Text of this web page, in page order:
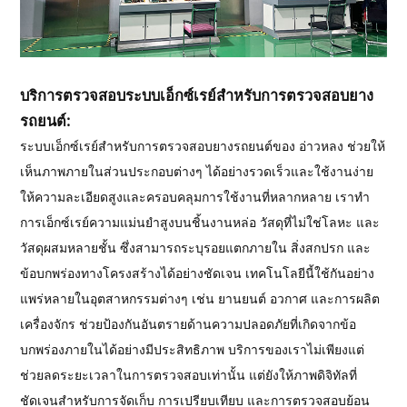
บริการตรวจสอบระบบเอ็กซ์เรย์สำหรับการตรวจสอบยาง
รถยนต์:
ระบบเอ็กซ์เรย์สำหรับการตรวจสอบยางรถยนต์ของ อ่าวหลง ช่วยให้
เห็นภาพภายในส่วนประกอบต่างๆ ได้อย่างรวดเร็วและใช้งานง่าย
ให้ความละเอียดสูงและครอบคลุมการใช้งานที่หลากหลาย เราทำ
การเอ็กซ์เรย์ความแม่นยำสูงบนชิ้นงานหล่อ วัสดุที่ไม่ใช่โลหะ และ
วัสดุผสมหลายชั้น ซึ่งสามารถระบุรอยแตกภายใน สิ่งสกปรก และ
ข้อบกพร่องทางโครงสร้างได้อย่างชัดเจน เทคโนโลยีนี้ใช้กันอย่าง
แพร่หลายในอุตสาหกรรมต่างๆ เช่น ยานยนต์ อวกาศ และการผลิต
เครื่องจักร ช่วยป้องกันอันตรายด้านความปลอดภัยที่เกิดจากข้อ
บกพร่องภายในได้อย่างมีประสิทธิภาพ บริการของเราไม่เพียงแต่
ช่วยลดระยะเวลาในการตรวจสอบเท่านั้น แต่ยังให้ภาพดิจิทัลที่
ชัดเจนสำหรับการจัดเก็บ การเปรียบเทียบ และการตรวจสอบย้อน